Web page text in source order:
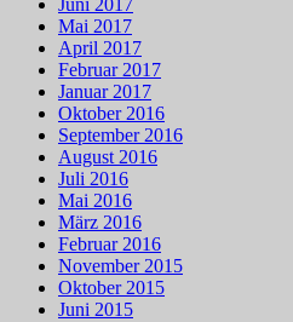
Juni 2017
Mai 2017
April 2017
Februar 2017
Januar 2017
Oktober 2016
September 2016
August 2016
Juli 2016
Mai 2016
März 2016
Februar 2016
November 2015
Oktober 2015
Juni 2015